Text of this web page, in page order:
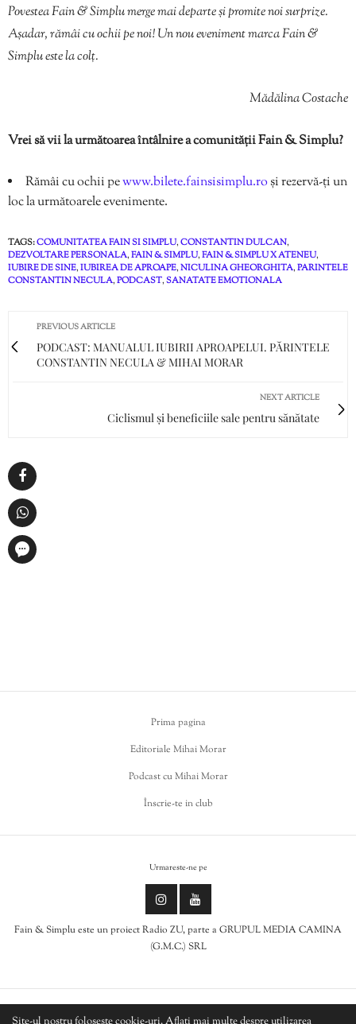
Povestea Fain & Simplu merge mai departe și promite noi surprize.
Așadar, rămâi cu ochii pe noi! Un nou eveniment marca Fain &
Simplu este la colț.
Mădălina Costache
Vrei să vii la următoarea întâlnire a comunității Fain & Simplu?
Rămâi cu ochii pewww.bilete.fainsisimplu.roși rezervă-ți un
loc la următoarele evenimente.
TAGS:COMUNITATEA FAIN SI SIMPLU,CONSTANTIN DULCAN,
DEZVOLTARE PERSONALA,FAIN & SIMPLU,FAIN & SIMPLU X ATENEU,
IUBIRE DE SINE,IUBIREA DE APROAPE,NICULINA GHEORGHITA,PARINTELE
CONSTANTIN NECULA,PODCAST,SANATATE EMOTIONALA
PREVIOUS ARTICLE
PODCAST: MANUALUL IUBIRII APROAPELUI. PĂRINTELE
CONSTANTIN NECULA & MIHAI MORAR
NEXT ARTICLE
Ciclismul și beneficiile sale pentru sănătate
Prima pagina
Editoriale Mihai Morar
Podcast cu Mihai Morar
Înscrie-te in club
Urmareste-ne pe
Fain & Simplu este un proiect Radio ZU, parte a GRUPUL MEDIA CAMINA
(G.M.C.) SRL
Politica de cookies